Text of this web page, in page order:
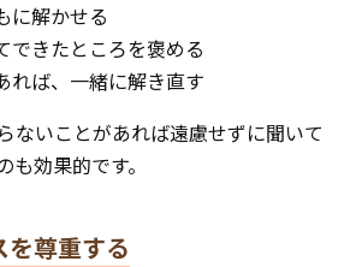
に解かせる
できたところを褒める
れば、一緒に解き直す
ないことがあれば遠慮せずに聞いて
効果的です。
を尊重する